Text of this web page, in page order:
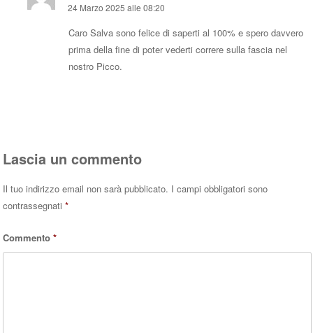
24 Marzo 2025 alle 08:20
Caro Salva sono felice di saperti al 100% e spero davvero
prima della fine di poter vederti correre sulla fascia nel
nostro Picco.
Lascia un commento
Il tuo indirizzo email non sarà pubblicato. I campi obbligatori sono
contrassegnati*
Commento*